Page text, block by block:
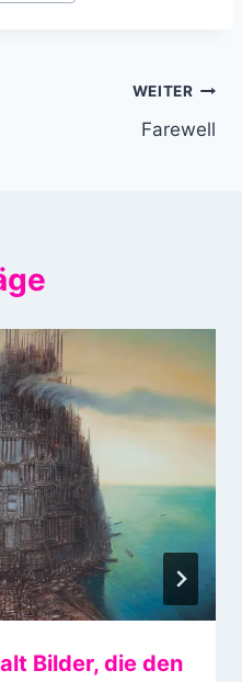
WEITER
Farewell
Bilder, die den